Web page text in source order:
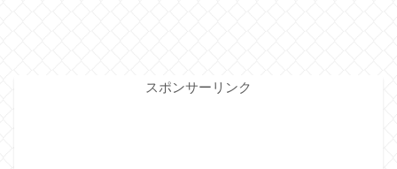
スポンサーリンク